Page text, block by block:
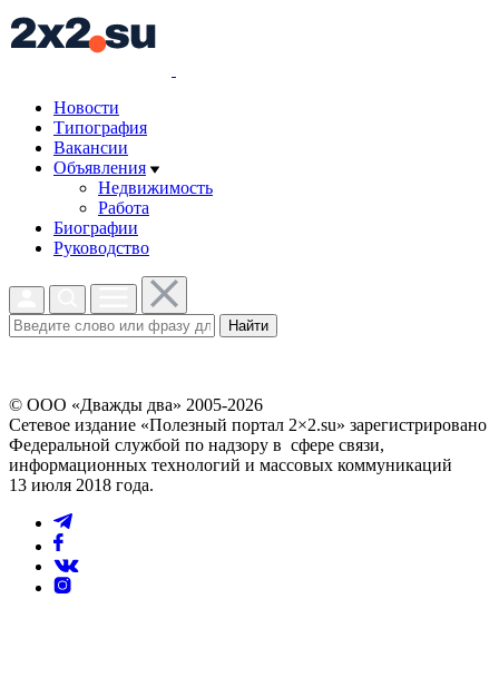
Новости
Типография
Вакансии
Объявления
Недвижимость
Работа
Биографии
Руководство
Найти
© ООО «Дважды два» 2005-2026
Сетевое издание «Полезный портал 2×2.su» зарегистрировано
Федеральной службой по надзору в сфере связи,
информационных технологий и массовых коммуникаций
13 июля 2018 года.